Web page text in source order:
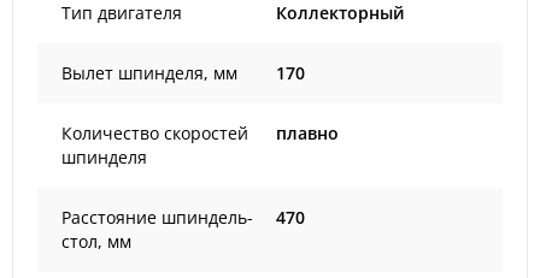
Тип двигателя Коллекторный
Вылет шпинделя, мм 170
Количество скоростей
шпинделя
плавно
Расстояние шпиндель-
стол, мм
470